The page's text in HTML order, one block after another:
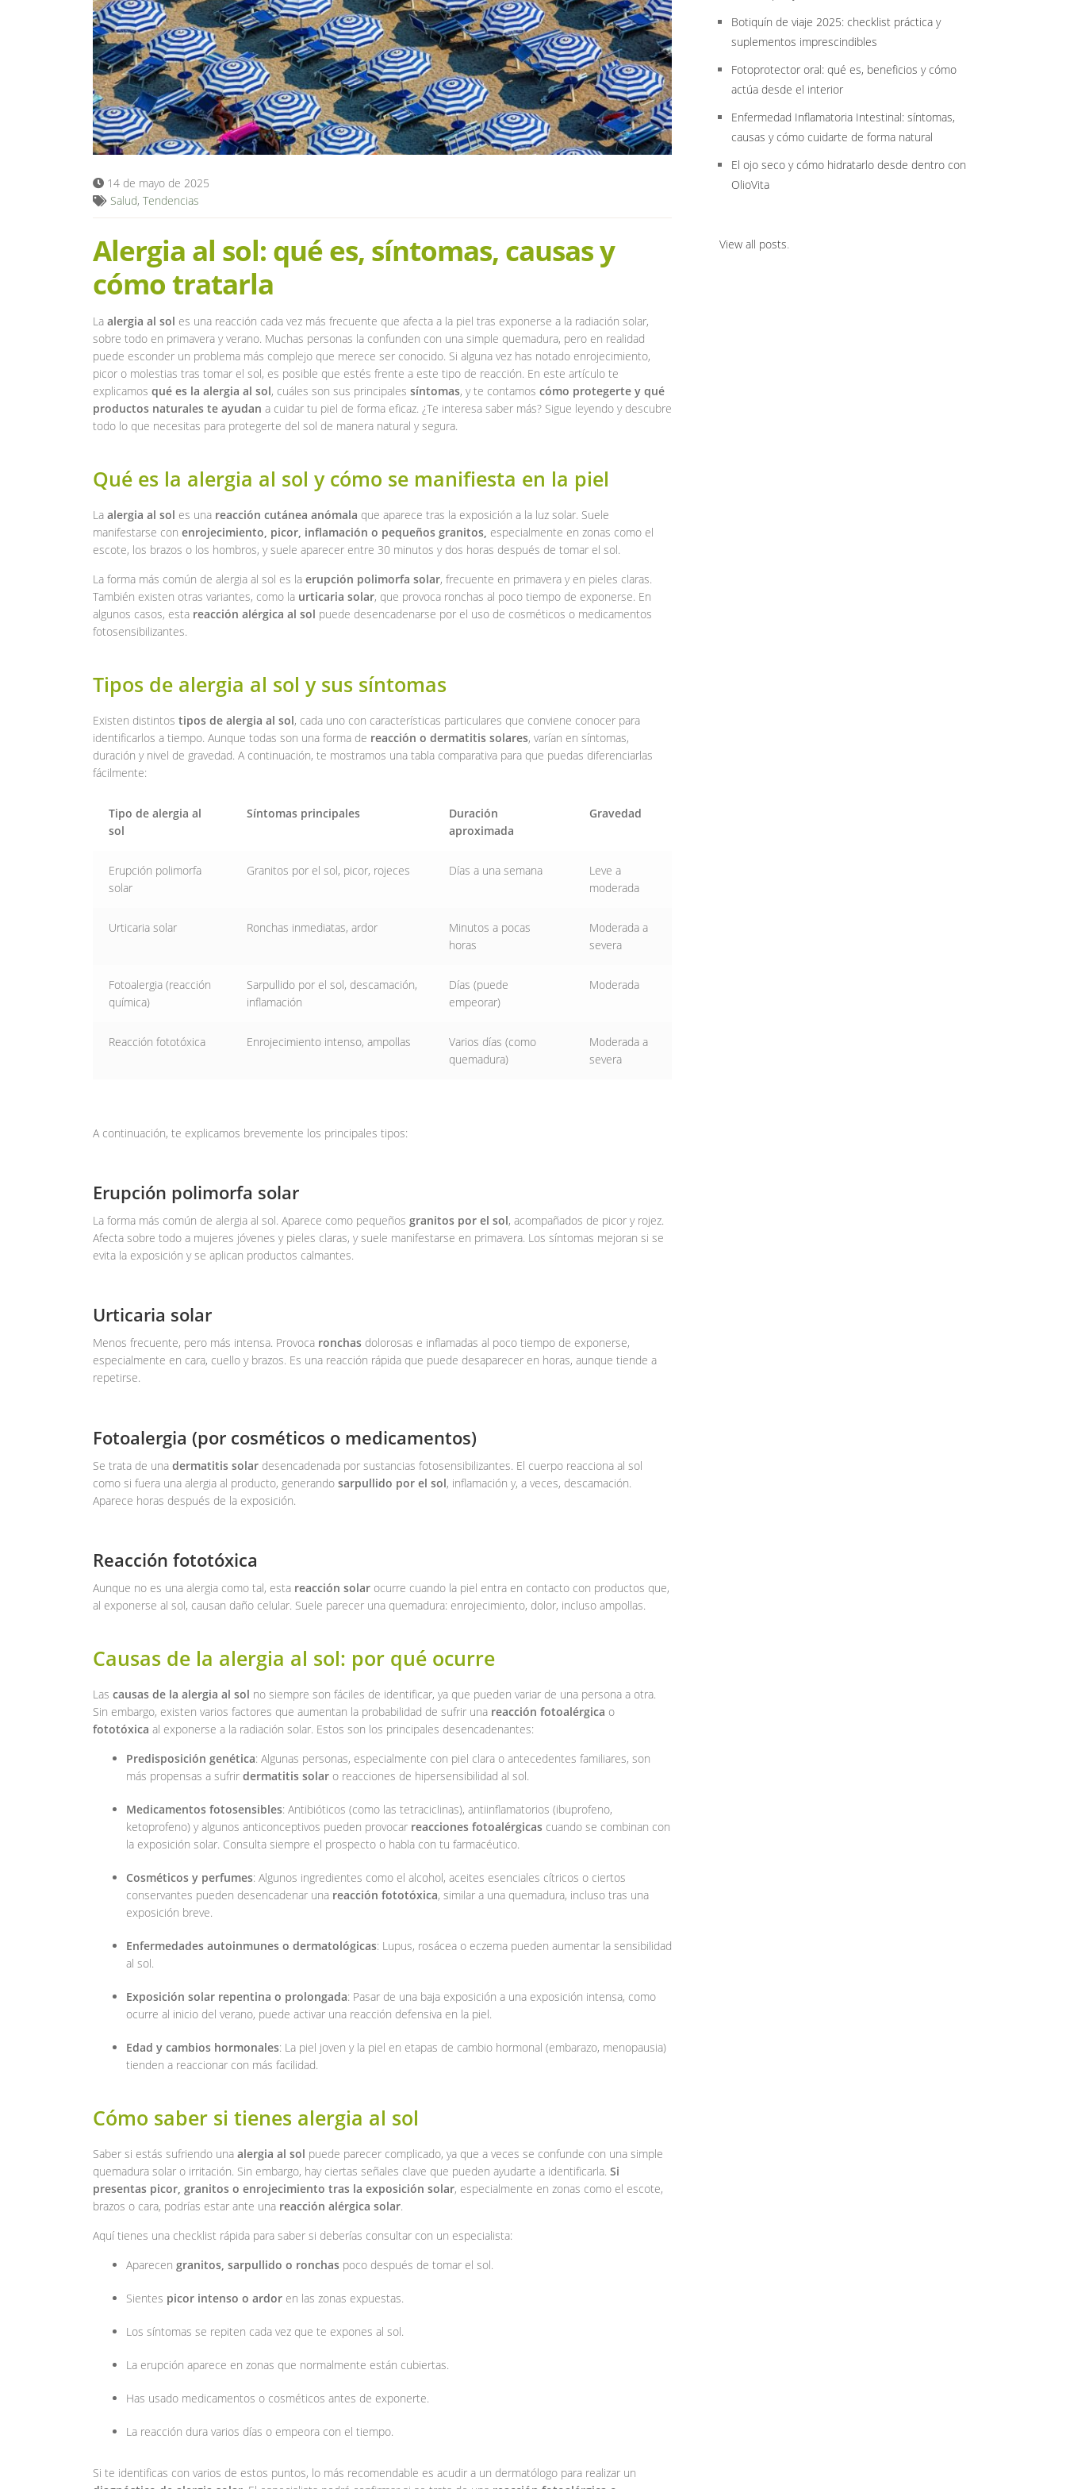
14 de mayo de 2025
Salud, Tendencias
Alergia al sol: qué es, síntomas, causas y
cómo tratarla
La alergia al sol es una reacción cada vez más frecuente que afecta a la piel tras exponerse a la radiación solar,
sobre todo en primavera y verano. Muchas personas la confunden con una simple quemadura, pero en realidad
puede esconder un problema más complejo que merece ser conocido. Si alguna vez has notado enrojecimiento,
picor o molestias tras tomar el sol, es posible que estés frente a este tipo de reacción. En este artículo te
explicamos qué es la alergia al sol, cuáles son sus principales síntomas, y te contamos cómo protegerte y qué
productos naturales te ayudan a cuidar tu piel de forma eficaz. ¿Te interesa saber más? Sigue leyendo y descubre
todo lo que necesitas para protegerte del sol de manera natural y segura.
Qué es la alergia al sol y cómo se manifiesta en la piel
La alergia al sol es una reacción cutánea anómala que aparece tras la exposición a la luz solar. Suele
manifestarse con enrojecimiento, picor, inflamación o pequeños granitos, especialmente en zonas como el
escote, los brazos o los hombros, y suele aparecer entre 30 minutos y dos horas después de tomar el sol.
La forma más común de alergia al sol es la erupción polimorfa solar, frecuente en primavera y en pieles claras.
También existen otras variantes, como la urticaria solar, que provoca ronchas al poco tiempo de exponerse. En
algunos casos, esta reacción alérgica al sol puede desencadenarse por el uso de cosméticos o medicamentos
fotosensibilizantes.
Tipos de alergia al sol y sus síntomas
Existen distintos tipos de alergia al sol, cada uno con características particulares que conviene conocer para
identificarlos a tiempo. Aunque todas son una forma de reacción o dermatitis solares, varían en síntomas,
duración y nivel de gravedad. A continuación, te mostramos una tabla comparativa para que puedas diferenciarlas
fácilmente:
Tipo de alergia al
sol
Síntomas principales
Duración
aproximada
Gravedad
Erupción polimorfa
solar
Granitos por el sol, picor, rojeces Días a una semana
Leve a
moderada
Urticaria solar Ronchas inmediatas, ardor
Minutos a pocas
horas
Moderada a
severa
Fotoalergia (reacción
química)
Sarpullido por el sol, descamación,
inflamación
Días (puede
empeorar)
Moderada
Reacción fototóxica Enrojecimiento intenso, ampollas
Varios días (como
quemadura)
Moderada a
severa
A continuación, te explicamos brevemente los principales tipos:
Erupción polimorfa solar
La forma más común de alergia al sol. Aparece como pequeños granitos por el sol, acompañados de picor y rojez.
Afecta sobre todo a mujeres jóvenes y pieles claras, y suele manifestarse en primavera. Los síntomas mejoran si se
evita la exposición y se aplican productos calmantes.
Urticaria solar
Menos frecuente, pero más intensa. Provoca ronchas dolorosas e inflamadas al poco tiempo de exponerse,
especialmente en cara, cuello y brazos. Es una reacción rápida que puede desaparecer en horas, aunque tiende a
repetirse.
Fotoalergia (por cosméticos o medicamentos)
Se trata de una dermatitis solar desencadenada por sustancias fotosensibilizantes. El cuerpo reacciona al sol
como si fuera una alergia al producto, generando sarpullido por el sol, inflamación y, a veces, descamación.
Aparece horas después de la exposición.
Reacción fototóxica
Aunque no es una alergia como tal, esta reacción solar ocurre cuando la piel entra en contacto con productos que,
al exponerse al sol, causan daño celular. Suele parecer una quemadura: enrojecimiento, dolor, incluso ampollas.
Causas de la alergia al sol: por qué ocurre
Las causas de la alergia al sol no siempre son fáciles de identificar, ya que pueden variar de una persona a otra.
Sin embargo, existen varios factores que aumentan la probabilidad de sufrir una reacción fotoalérgica o
fototóxica al exponerse a la radiación solar. Estos son los principales desencadenantes:
Predisposición genética: Algunas personas, especialmente con piel clara o antecedentes familiares, son
más propensas a sufrir dermatitis solar o reacciones de hipersensibilidad al sol.
Medicamentos fotosensibles: Antibióticos (como las tetraciclinas), antiinflamatorios (ibuprofeno,
ketoprofeno) y algunos anticonceptivos pueden provocar reacciones fotoalérgicas cuando se combinan con
la exposición solar. Consulta siempre el prospecto o habla con tu farmacéutico.
Cosméticos y perfumes: Algunos ingredientes como el alcohol, aceites esenciales cítricos o ciertos
conservantes pueden desencadenar una reacción fototóxica, similar a una quemadura, incluso tras una
exposición breve.
Enfermedades autoinmunes o dermatológicas: Lupus, rosácea o eczema pueden aumentar la sensibilidad
al sol.
Exposición solar repentina o prolongada: Pasar de una baja exposición a una exposición intensa, como
ocurre al inicio del verano, puede activar una reacción defensiva en la piel.
Edad y cambios hormonales: La piel joven y la piel en etapas de cambio hormonal (embarazo, menopausia)
tienden a reaccionar con más facilidad.
Cómo saber si tienes alergia al sol
Saber si estás sufriendo una alergia al sol puede parecer complicado, ya que a veces se confunde con una simple
quemadura solar o irritación. Sin embargo, hay ciertas señales clave que pueden ayudarte a identificarla. Si
presentas picor, granitos o enrojecimiento tras la exposición solar, especialmente en zonas como el escote,
brazos o cara, podrías estar ante una reacción alérgica solar.
Aquí tienes una checklist rápida para saber si deberías consultar con un especialista:
Aparecen granitos, sarpullido o ronchas poco después de tomar el sol.
Sientes picor intenso o ardor en las zonas expuestas.
Los síntomas se repiten cada vez que te expones al sol.
La erupción aparece en zonas que normalmente están cubiertas.
Has usado medicamentos o cosméticos antes de exponerte.
La reacción dura varios días o empeora con el tiempo.
Si te identificas con varios de estos puntos, lo más recomendable es acudir a un dermatólogo para realizar un
Botiquín de viaje 2025: checklist práctica y
suplementos imprescindibles
Fotoprotector oral: qué es, beneficios y cómo
actúa desde el interior
Enfermedad Inflamatoria Intestinal: síntomas,
causas y cómo cuidarte de forma natural
El ojo seco y cómo hidratarlo desde dentro con
OlioVita
View all posts.